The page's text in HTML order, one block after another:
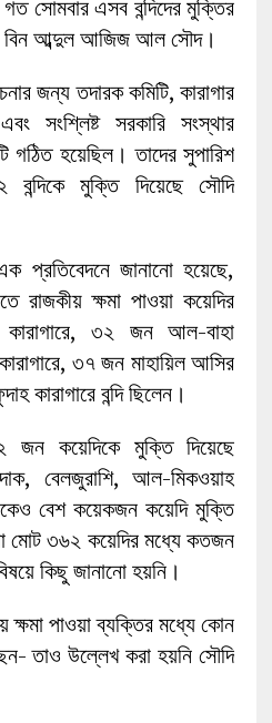
সোমবার এসব বন্দিদের মুক্তির
বিন আব্দুল আজিজ আল সৌদ।
জন্য তদারক কমিটি, কারাগার
সংশ্লিষ্ট সরকারি সংস্থার
গঠিত হয়েছিল। তাদের সুপারিশ
বন্দিকে মুক্তি দিয়েছে সৌদি
প্রতিবেদনে জানানো হয়েছে,
রাজকীয় ক্ষমা পাওয়া কয়েদির
৩২ জন আল-বাহা
৩৭ জন মাহায়িল আসির
কারাগারে বন্দি ছিলেন।
জন কয়েদিকে মুক্তি দিয়েছে
বেলজুরাশি, আল-মিকওয়াহ
বেশ কয়েকজন কয়েদি মুক্তি
মোট ৩৬২ কয়েদির মধ্যে কতজন
কিছু জানানো হয়নি।
পাওয়া ব্যক্তির মধ্যে কোন
তাও উল্লেখ করা হয়নি সৌদি